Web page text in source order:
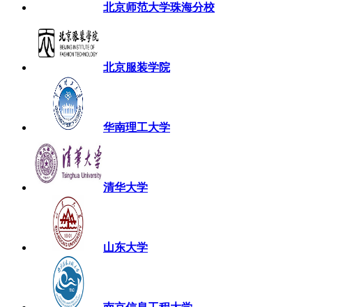
北京师范大学珠海分校
北京服装学院
华南理工大学
清华大学
山东大学